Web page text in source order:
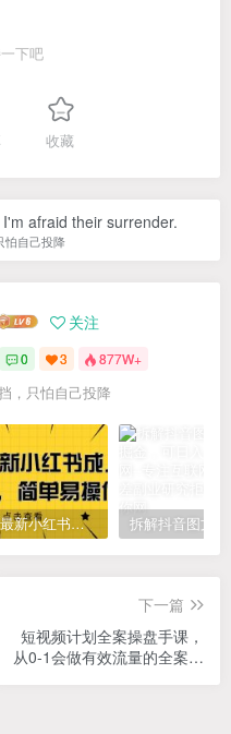
下吧
收藏
afraid their surrender.
怕自己投降
关注
0 3 877W+
，只怕自己投降
2023年最新小红书成人电商项目，简单易操作【详细教程】
下一篇
短视频计划全案操盘手课，
从0-1会做有效流量的全案操